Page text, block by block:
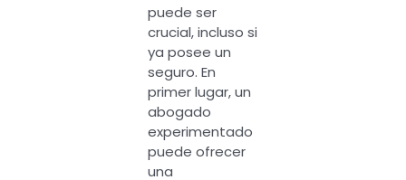
puede ser
crucial, incluso si
ya posee un
seguro. En
primer lugar, un
abogado
experimentado
puede ofrecer
una